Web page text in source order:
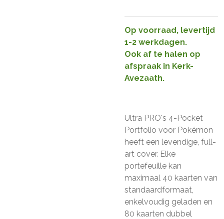
Op voorraad, levertijd
1-2 werkdagen.
Ook af te halen op
afspraak in Kerk-
Avezaath.
Ultra PRO's 4-Pocket
Portfolio voor Pokémon
heeft een levendige, full-
art cover. Elke
portefeuille kan
maximaal 40 kaarten van
standaardformaat,
enkelvoudig geladen en
80 kaarten dubbel